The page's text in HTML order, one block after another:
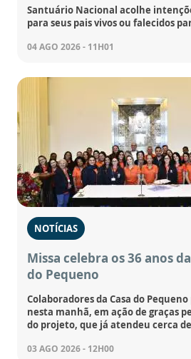
Santuário Nacional acolhe
para seus pais vivos ou falecidos
04 AGO 2026 - 11H01
NOTÍCIAS
Missa celebra os 36 anos
do Pequeno
Colaboradores da Casa do
nesta manhã, em ação de graças
do projeto, que já atendeu cerca
03 AGO 2026 - 12H00